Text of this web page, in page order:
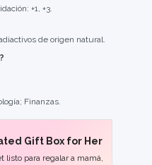
+1, +3.
de origen natural.
Finanzas.
Gift Box for Her
listo para regalar a mamá,